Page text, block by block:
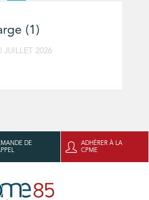
(1)
JUILLET 2026
DE
ADHÉRER À LA
CPME